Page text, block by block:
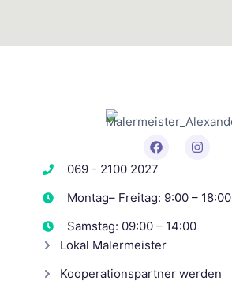
069 - 2100 2027
Montag– Freitag: 9:00 – 18:00
Samstag: 09:00 – 14:00
Lokal Malermeister
Kooperationspartner werden